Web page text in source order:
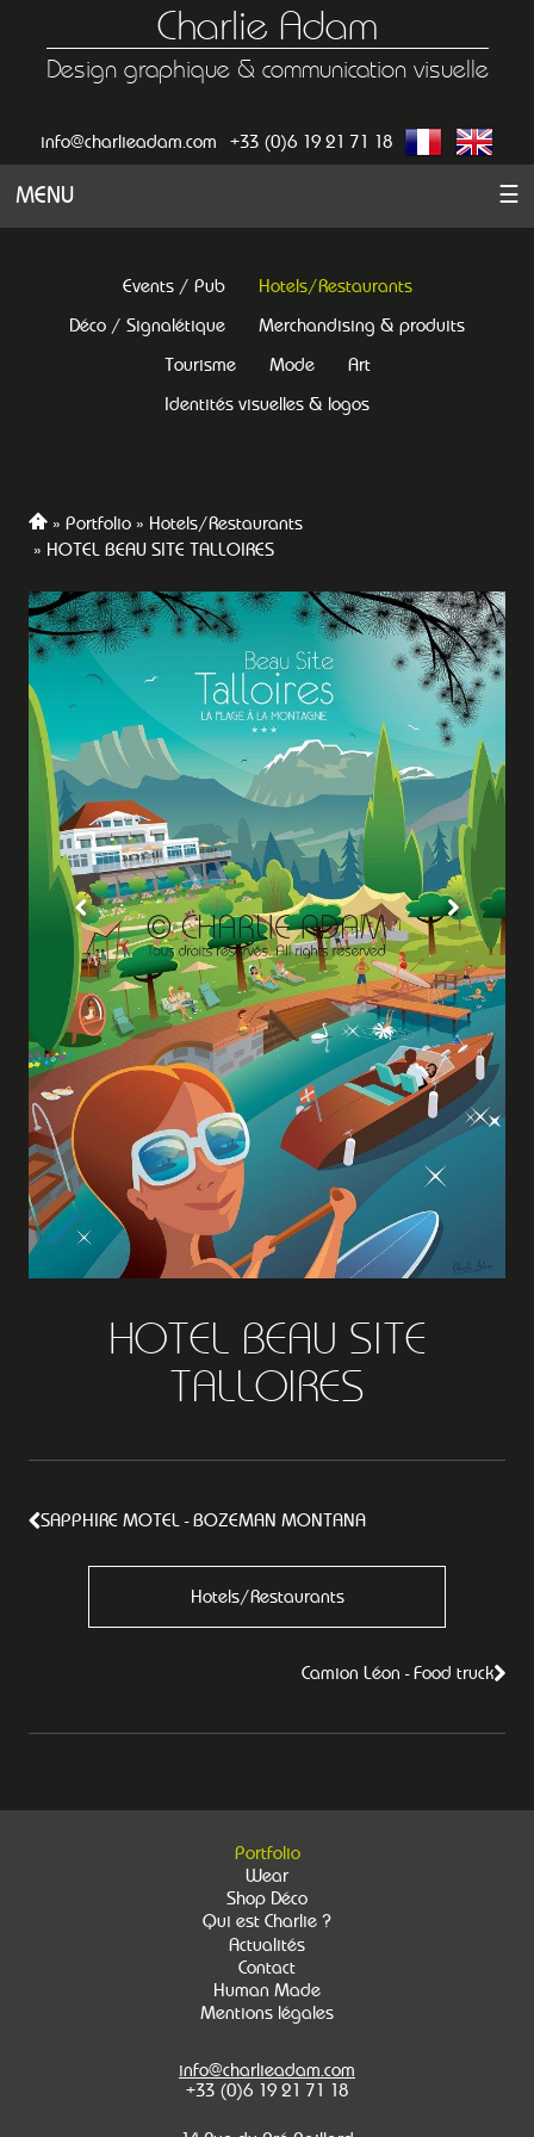
Charlie Adam
Design graphique & communication visuelle
info@charlieadam.com +33 (0)6 19 21 71 18
MENU ☰
Events / Pub
Hotels/Restaurants
Déco / Signalétique
Merchandising & produits
Tourisme
Mode
Art
Identités visuelles & logos
Portfolio
Hotels/Restaurants
HOTEL BEAU SITE TALLOIRES
HOTEL BEAU SITE
TALLOIRES
SAPPHIRE MOTEL - BOZEMAN MONTANA
Hotels/Restaurants
Camion Léon - Food truck
Portfolio
Wear
Shop Déco
Qui est Charlie ?
Actualités
Contact
Human Made
Mentions légales
info@charlieadam.com
+33 (0)6 19 21 71 18